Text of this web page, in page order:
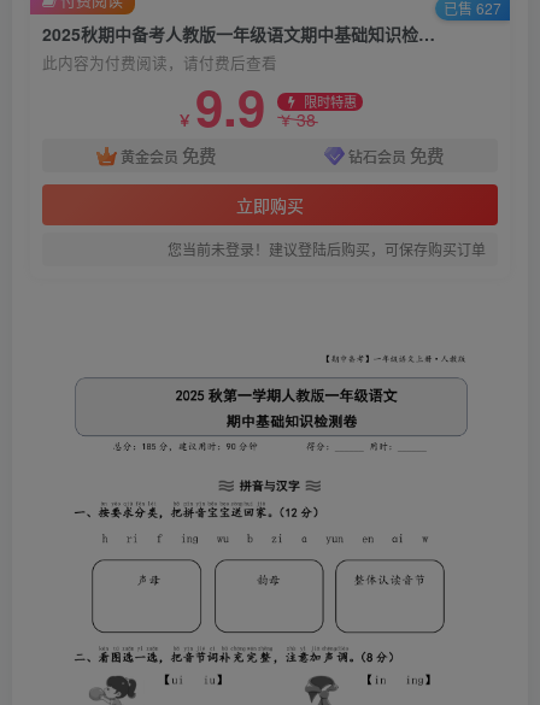
2025秋期中备考人教版一年级语文期中基础知识检测卷(含答案）
此内容为付费阅读，请付费后查看
￥ 9.9 限时特惠
￥38
黄金会员 免费 钻石会员 免费
立即购买
您当前未登录！建议登陆后购买，可保存购买订单
已售 627